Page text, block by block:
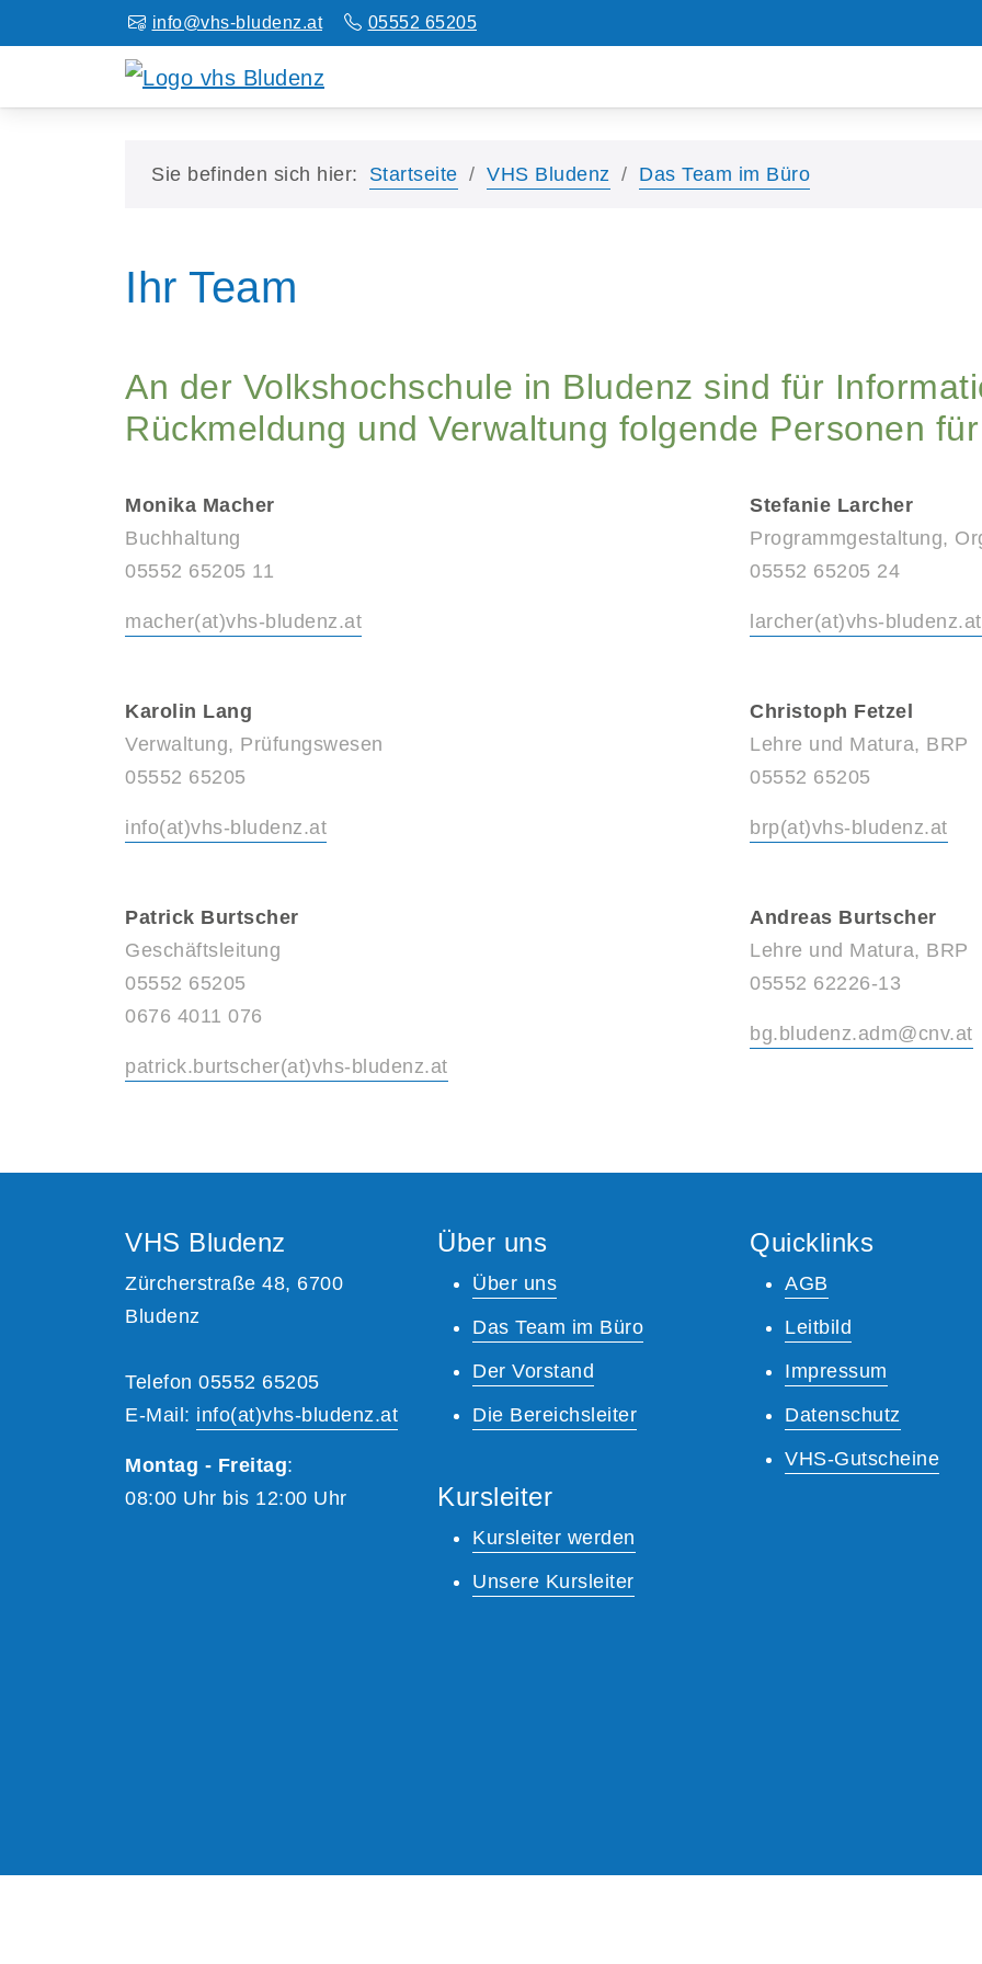
info@vhs-bludenz.at 05552 65205
Sie befinden sich hier: Startseite VHS Bludenz Das Team im Büro
Ihr Team
An der Volkshochschule in Bludenz sind für
Rückmeldung und Verwaltung folgende Personen
Monika Macher
Buchhaltung
05552 65205 11
macher(at)vhs-bludenz.at
Karolin Lang
Verwaltung, Prüfungswesen
05552 65205
info(at)vhs-bludenz.at
Patrick Burtscher
Geschäftsleitung
05552 65205
0676 4011 076
patrick.burtscher(at)vhs-bludenz.at
Stefanie Larcher
Programmgestaltung,
05552 65205 24
larcher(at)vhs-bludenz.at
Christoph Fetzel
Lehre und Matura, BRP
05552 65205
brp(at)vhs-bludenz.at
Andreas Burtscher
Lehre und Matura, BRP
05552 62226-13
bg.bludenz.adm@cnv.at
VHS Bludenz
Zürcherstraße 48, 6700
Bludenz
Telefon 05552 65205
E-Mail: info(at)vhs-bludenz.at
Montag - Freitag:
08:00 Uhr bis 12:00 Uhr
Über uns
Über uns
Das Team im Büro
Der Vorstand
Die Bereichsleiter
Kursleiter
Kursleiter werden
Unsere Kursleiter
Quicklinks
AGB
Leitbild
Impressum
Datenschutz
VHS-Gutscheine